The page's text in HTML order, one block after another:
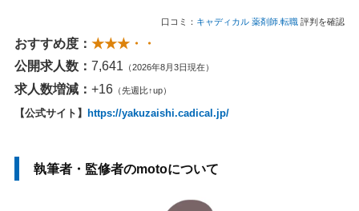
口コミ： キャディカル 薬剤師.転職 評判を確認
おすすめ度： ★★★・・
公開求人数： 7,641 （2026年8月3日現在）
求人数増減： +16 （先週比↑up）
【公式サイト】 https://yakuzaishi.cadical.jp/
執筆者・監修者のmotoについて